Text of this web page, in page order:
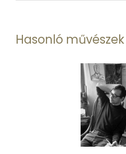
Hasonló művészek